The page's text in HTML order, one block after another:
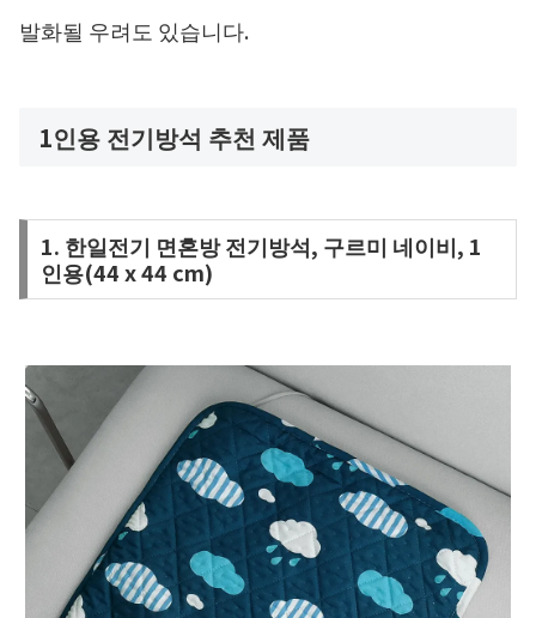
발화될 우려도 있습니다.
1인용 전기방석 추천 제품
1. 한일전기 면혼방 전기방석, 구르미 네이비, 1
인용(44 x 44 cm)